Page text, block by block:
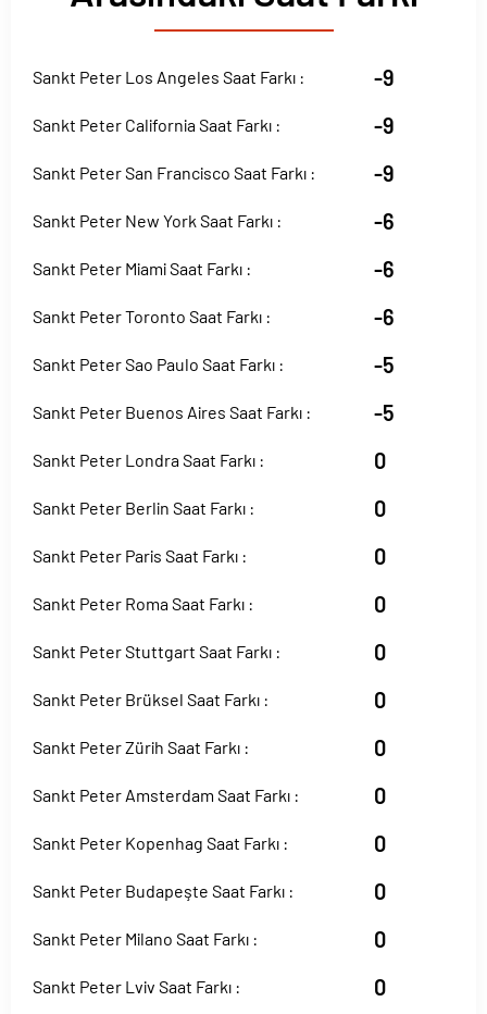
Sankt Peter Los Angeles Saat Farkı : -9
Sankt Peter California Saat Farkı : -9
Sankt Peter San Francisco Saat Farkı : -9
Sankt Peter New York Saat Farkı : -6
Sankt Peter Miami Saat Farkı : -6
Sankt Peter Toronto Saat Farkı : -6
Sankt Peter Sao Paulo Saat Farkı : -5
Sankt Peter Buenos Aires Saat Farkı : -5
Sankt Peter Londra Saat Farkı : 0
Sankt Peter Berlin Saat Farkı : 0
Sankt Peter Paris Saat Farkı : 0
Sankt Peter Roma Saat Farkı : 0
Sankt Peter Stuttgart Saat Farkı : 0
Sankt Peter Brüksel Saat Farkı : 0
Sankt Peter Zürih Saat Farkı : 0
Sankt Peter Amsterdam Saat Farkı : 0
Sankt Peter Kopenhag Saat Farkı : 0
Sankt Peter Budapeşte Saat Farkı : 0
Sankt Peter Milano Saat Farkı : 0
Sankt Peter Lviv Saat Farkı : 0